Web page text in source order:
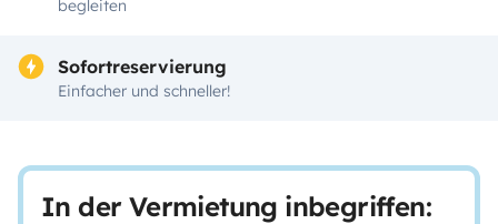
begleiten
Sofortreservierung
Einfacher und schneller!
In der Vermietung inbegriffen: